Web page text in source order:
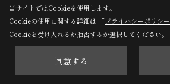
当サイトではCookieを使用します。
Cookieの使用に関する詳細は 「プライバシーポリシー
Cookieを受け入れるか拒否するか選択してください。
同意する